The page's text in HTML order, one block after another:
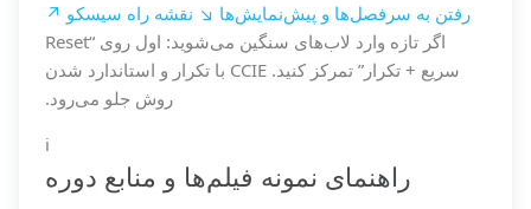
رفتن به سرفصل‌ها و پیش‌نمایش‌ها ↘ نقشه راه سیسکو ↗
اگر تازه وارد لاب‌های سنگین می‌شوید: اول روی “Reset
سریع + تکرار” تمرکز کنید. CCIE با تکرار و استاندارد شدن
روش جلو می‌رود.
ℹ️
راهنمای نمونه فیلم‌ها و منابع دوره